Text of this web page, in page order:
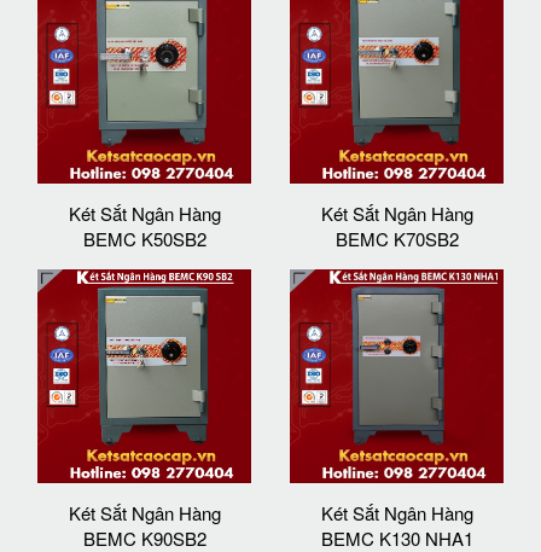
Két Sắt Ngân Hàng
BEMC K50SB2
Két Sắt Ngân Hàng
BEMC K70SB2
Két Sắt Ngân Hàng
BEMC K90SB2
Két Sắt Ngân Hàng
BEMC K130 NHA1